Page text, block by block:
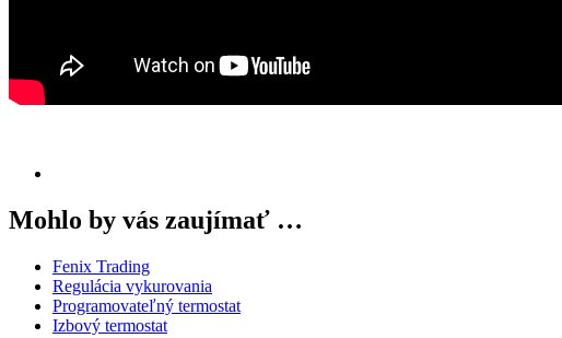
Mohlo by vás zaujímať …
Fenix Trading
Regulácia vykurovania
Programovateľný termostat
Izbový termostat